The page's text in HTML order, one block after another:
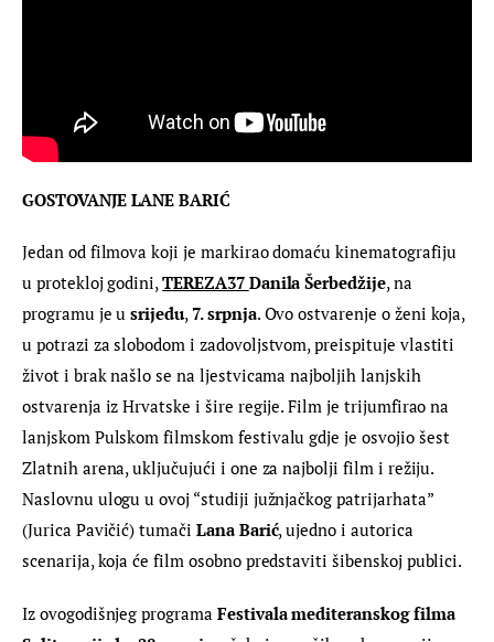
GOSTOVANJE LANE BARIĆ
Jedan od filmova koji je markirao domaću kinematografiju
u protekloj godini, TEREZA37 Danila Šerbedžije, na
programu je u srijedu, 7. srpnja. Ovo ostvarenje o ženi koja,
u potrazi za slobodom i zadovoljstvom, preispituje vlastiti
život i brak našlo se na ljestvicama najboljih lanjskih
ostvarenja iz Hrvatske i šire regije. Film je trijumfirao na
lanjskom Pulskom filmskom festivalu gdje je osvojio šest
Zlatnih arena, uključujući i one za najbolji film i režiju.
Naslovnu ulogu u ovoj “studiji južnjačkog patrijarhata”
(Jurica Pavičić) tumači Lana Barić, ujedno i autorica
scenarija, koja će film osobno predstaviti šibenskoj publici.
Iz ovogodišnjeg programa Festivala mediteranskog filma